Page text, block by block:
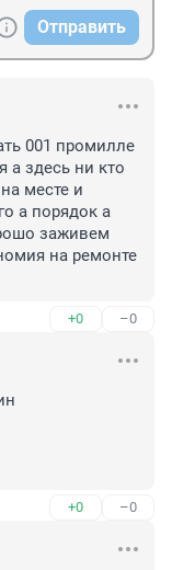
Отправить
001 промилле
а здесь ни кто
месте и
а порядок а
заживем
на ремонте
+0 –0
+0 –0